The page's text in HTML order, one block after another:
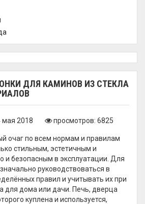
ДЛЯ КАМИНОВ ИЗ СТЕКЛА
мая 2018 просмотров: 6825
очаг по всем нормам и правилам
стильным, эстетичным и
и безопасным в эксплуатации. Для
руководствоваться в
правил и учитывать их при
для дома или дачи. Печь, дверца
куплена и используется,